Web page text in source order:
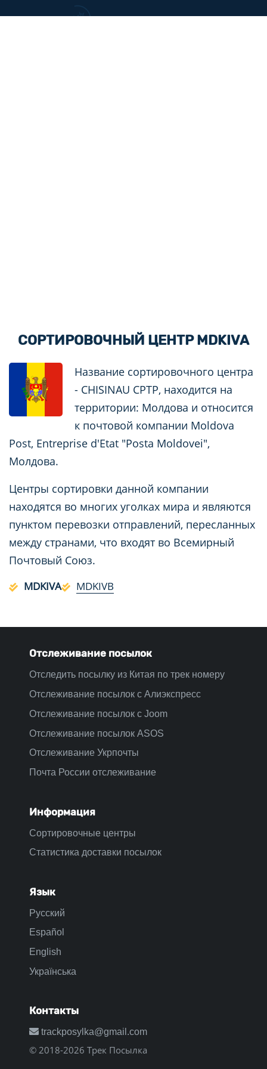
СОРТИРОВОЧНЫЙ ЦЕНТР MDKIVA
Название сортировочного центра
- CHISINAU CPTP, находится на
территории: Молдова и относится
к почтовой компании Moldova
Post, Entreprise d'Etat "Posta Moldovei",
Молдова.
Центры сортировки данной компании
находятся во многих уголках мира и являются
пунктом перевозки отправлений, пересланных
между странами, что входят во Всемирный
Почтовый Союз.
MDKIVA MDKIVB
Отслеживание посылок
Отследить посылку из Китая по трек номеру
Отслеживание посылок с Алиэкспресс
Отслеживание посылок с Joom
Отслеживание посылок ASOS
Отслеживание Укрпочты
Почта России отслеживание
Информация
Сортировочные центры
Статистика доставки посылок
Язык
Русский
Español
English
Українська
Контакты
trackposylka@gmail.com
© 2018-2026 Трек Посылка